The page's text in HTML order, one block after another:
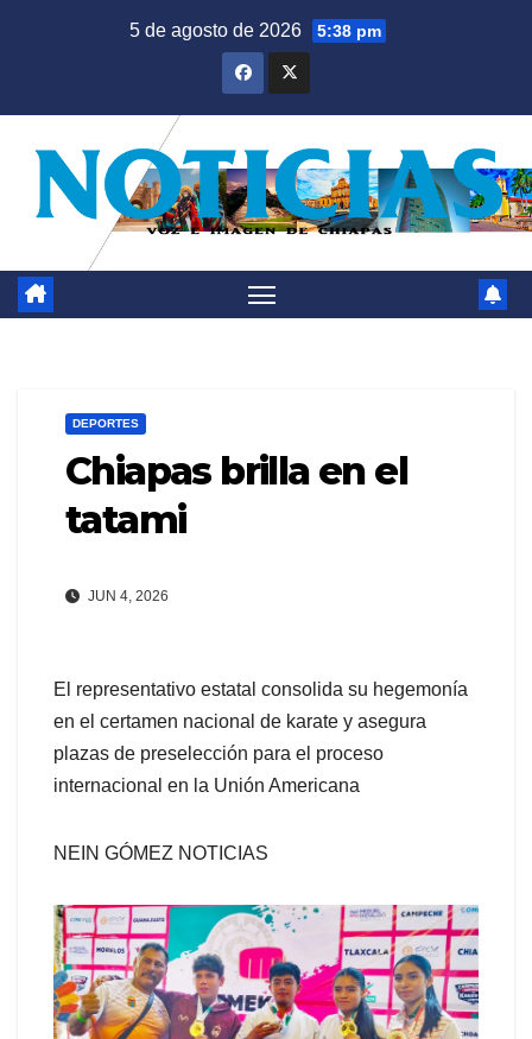
5 de agosto de 2026 5:38 pm
DEPORTES
Chiapas brilla en el
tatami
JUN 4, 2026
El representativo estatal consolida su hegemonía
en el certamen nacional de karate y asegura
plazas de preselección para el proceso
internacional en la Unión Americana
NEIN GÓMEZ NOTICIAS